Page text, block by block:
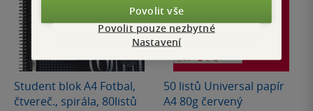
Student blok A4 Fotbal,
čtvereč., spirála, 80listů
50 listů Universal papír
A4 80g červený
Povolit vše
Povolit pouze nezbytné
Nastavení